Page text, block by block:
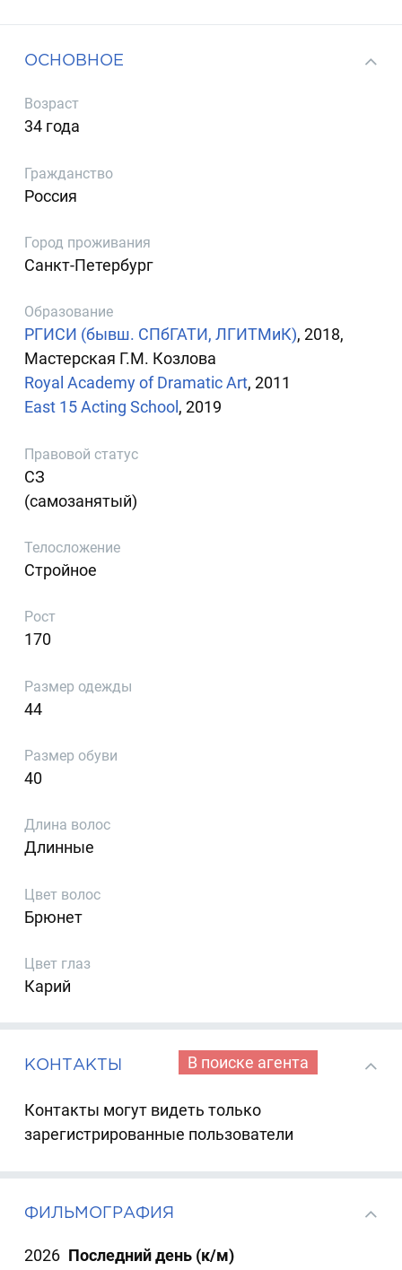
ОСНОВНОЕ
Возраст
34 года
Гражданство
Россия
Город проживания
Санкт-Петербург
Образование
РГИСИ (бывш. СПбГАТИ, ЛГИТМиК), 2018,
Мастерская Г.М. Козлова
Royal Academy of Dramatic Art, 2011
East 15 Acting School , 2019
Правовой статус
СЗ
(самозанятый)
Телосложение
Стройное
Рост
170
Размер одежды
44
Размер обуви
40
Длина волос
Длинные
Цвет волос
Брюнет
Цвет глаз
Карий
КОНТАКТЫ В поиске агента
Контакты могут видеть только
зарегистрированные пользователи
ФИЛЬМОГРАФИЯ
2026 Последний день (к/м)